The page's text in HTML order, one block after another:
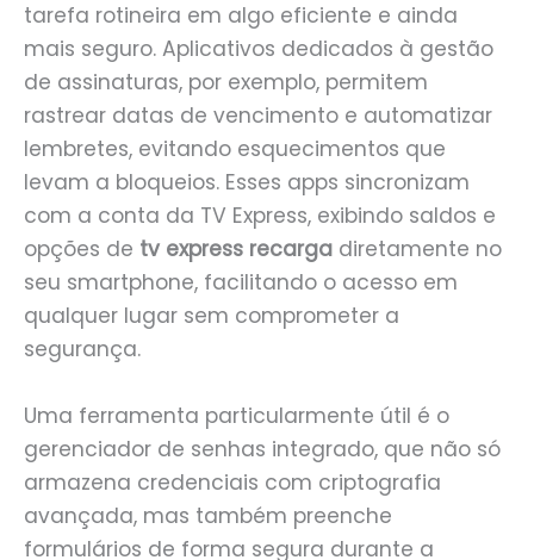
tarefa rotineira em algo eficiente e ainda
mais seguro. Aplicativos dedicados à gestão
de assinaturas, por exemplo, permitem
rastrear datas de vencimento e automatizar
lembretes, evitando esquecimentos que
levam a bloqueios. Esses apps sincronizam
com a conta da TV Express, exibindo saldos e
opções de tv express recarga diretamente no
seu smartphone, facilitando o acesso em
qualquer lugar sem comprometer a
segurança.
Uma ferramenta particularmente útil é o
gerenciador de senhas integrado, que não só
armazena credenciais com criptografia
avançada, mas também preenche
formulários de forma segura durante a